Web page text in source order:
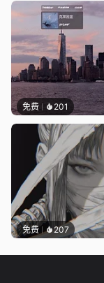
免费 201
免费 207